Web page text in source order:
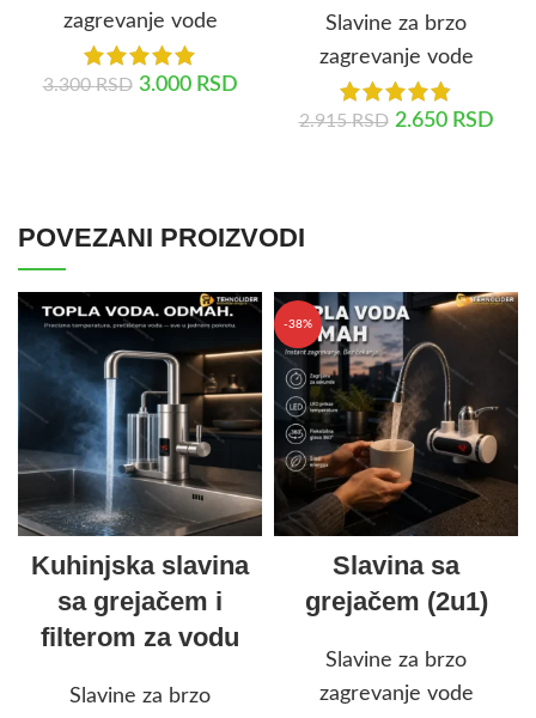
zagrevanje vode
3.300RSD 3.000 RSD
Slavine za brzo
zagrevanje vode
2.915RSD 2.650 RSD
POVEZANI PROIZVODI
Kuhinjska slavina
sa grejačem i
filterom za vodu
Slavine za brzo
-38%
Slavina sa
grejačem (2u1)
Slavine za brzo
zagrevanje vode